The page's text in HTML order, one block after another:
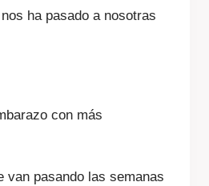
ha pasado a nosotras
con más
van pasando las semanas